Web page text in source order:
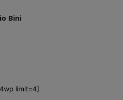
Bini
limit=4]